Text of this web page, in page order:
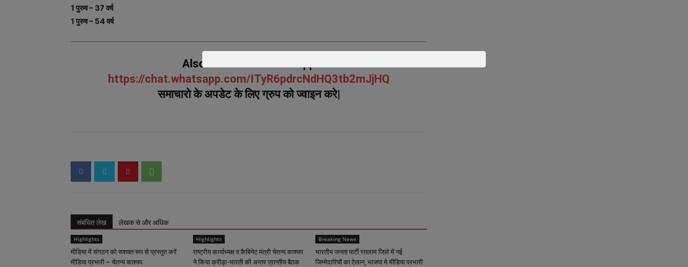
1 पुरुष – 37 वर्ष
1 पुरुष – 54 वर्ष
Also Join us On WhatsApp
https://chat.whatsapp.com/ITyR6pdrcNdHQ3tb2mJjHQ
समाचारो के अपडेट के लिए ग्रुप को ज्वाइन करे|
संबंधित लेख लेखक से और अधिक
Highlights
मीडिया में संगठन को सशक्त रूप से प्रस्तुत करें
मीडिया प्रभारी – चेतन्य काश्यप
Highlights
राष्ट्रीय कार्याध्यक्ष व कैबिनेट मंत्री चेतन्य काश्यप
ने किया क्रीड़ा-भारती की अन्तर प्रान्तीय बैठक
Breaking News
भारतीय जनता पार्टी रतलाम जिले में नई
जिम्मेदारियों का ऐलान, भाजपा मे मीडिया प्रभारी